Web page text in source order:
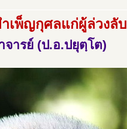
เพ็ญกุศลแก่ผู้ล่วงลับ
ารย์ (ป.อ.ปยุตฺโต)